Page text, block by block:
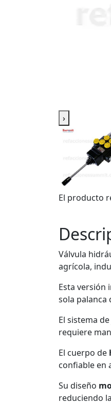
›
El producto
Válvula
agrícola,
Esta versión
sola palanca
El sistema
requiere
El cuerpo de
confiable en
Su diseño
reduciendo